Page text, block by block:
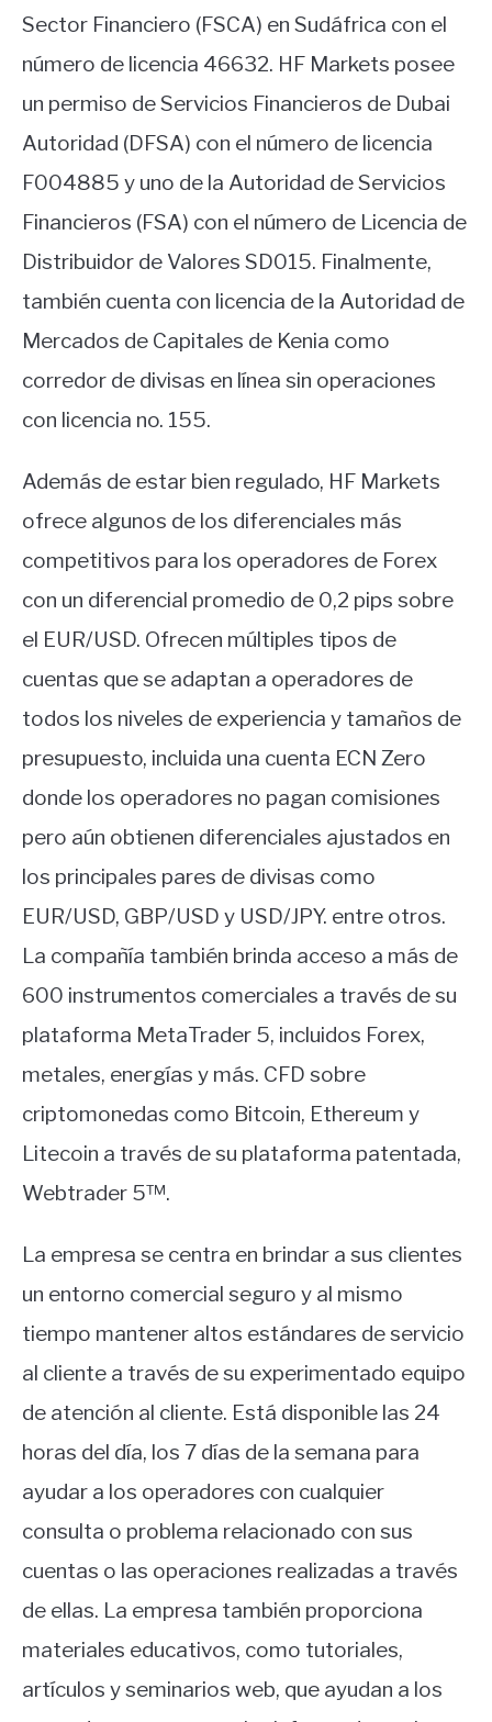
Sector Financiero (FSCA) en Sudáfrica con el
número de licencia 46632. HF Markets posee
un permiso de Servicios Financieros de Dubai
Autoridad (DFSA) con el número de licencia
F004885 y uno de la Autoridad de Servicios
Financieros (FSA) con el número de Licencia de
Distribuidor de Valores SD015. Finalmente,
también cuenta con licencia de la Autoridad de
Mercados de Capitales de Kenia como
corredor de divisas en línea sin operaciones
con licencia no. 155.
Además de estar bien regulado, HF Markets
ofrece algunos de los diferenciales más
competitivos para los operadores de Forex
con un diferencial promedio de 0,2 pips sobre
el EUR/USD. Ofrecen múltiples tipos de
cuentas que se adaptan a operadores de
todos los niveles de experiencia y tamaños de
presupuesto, incluida una cuenta ECN Zero
donde los operadores no pagan comisiones
pero aún obtienen diferenciales ajustados en
los principales pares de divisas como
EUR/USD, GBP/USD y USD/JPY. entre otros.
La compañía también brinda acceso a más de
600 instrumentos comerciales a través de su
plataforma MetaTrader 5, incluidos Forex,
metales, energías y más. CFD sobre
criptomonedas como Bitcoin, Ethereum y
Litecoin a través de su plataforma patentada,
Webtrader 5™.
La empresa se centra en brindar a sus clientes
un entorno comercial seguro y al mismo
tiempo mantener altos estándares de servicio
al cliente a través de su experimentado equipo
de atención al cliente. Está disponible las 24
horas del día, los 7 días de la semana para
ayudar a los operadores con cualquier
consulta o problema relacionado con sus
cuentas o las operaciones realizadas a través
de ellas. La empresa también proporciona
materiales educativos, como tutoriales,
artículos y seminarios web, que ayudan a los